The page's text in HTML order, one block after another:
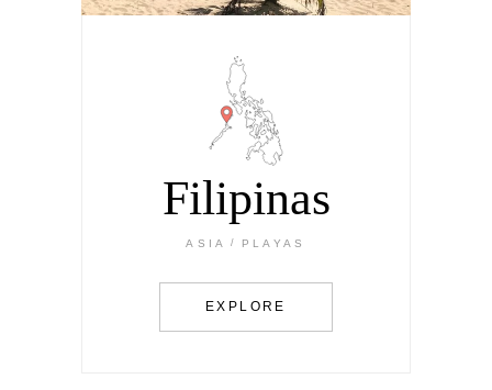
Filipinas
ASIA PLAYAS
EXPLORE